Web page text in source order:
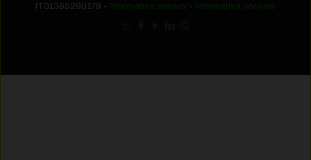
IT01365290178 - Informativa privacy - Informativa cookies